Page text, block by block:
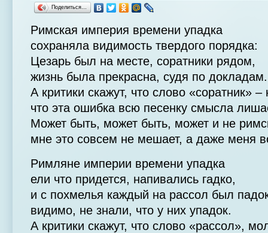
Поделиться…
Римская империя времени упадка
сохраняла видимость твердого порядка:
Цезарь был на месте, соратники рядом,
жизнь была прекрасна, судя по докладам.
А критики скажут, что слово «соратник»
что эта ошибка всю песенку смысла
Может быть, может быть, может и не
мне это совсем не мешает, а даже меня
Римляне империи времени упадка
ели что придется, напивались гадко,
и с похмелья каждый на рассол был
видимо, не знали, что у них упадок.
А критики скажут, что слово «рассол»,